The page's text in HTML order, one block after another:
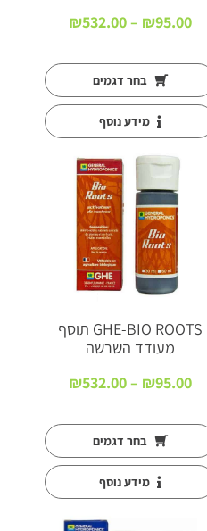
₪95.00
–
₪532.00
⁦₪532.00⁩
בחר דגמים
מידע נוסף
GHE-BIO ROOTS תוסף
מעודד השרשה
₪95.00
–
₪532.00
⁦₪532.00⁩
בחר דגמים
מידע נוסף